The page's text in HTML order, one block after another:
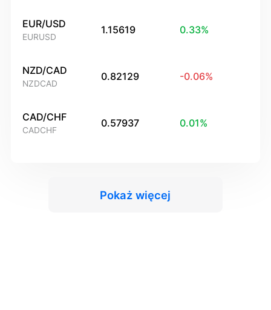
EUR/USD
EURUSD
1.15619 0.33%
NZD/CAD
NZDCAD
0.82129 -0.06%
CAD/CHF
CADCHF
0.57937 0.01%
Pokaż więcej